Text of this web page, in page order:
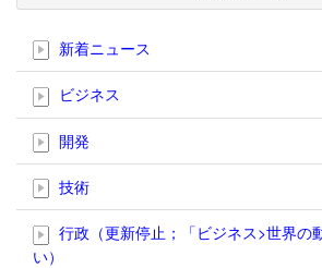
新着ニュース
ビジネス
開発
技術
行政（更新停止；「ビジネス>世界の
い）